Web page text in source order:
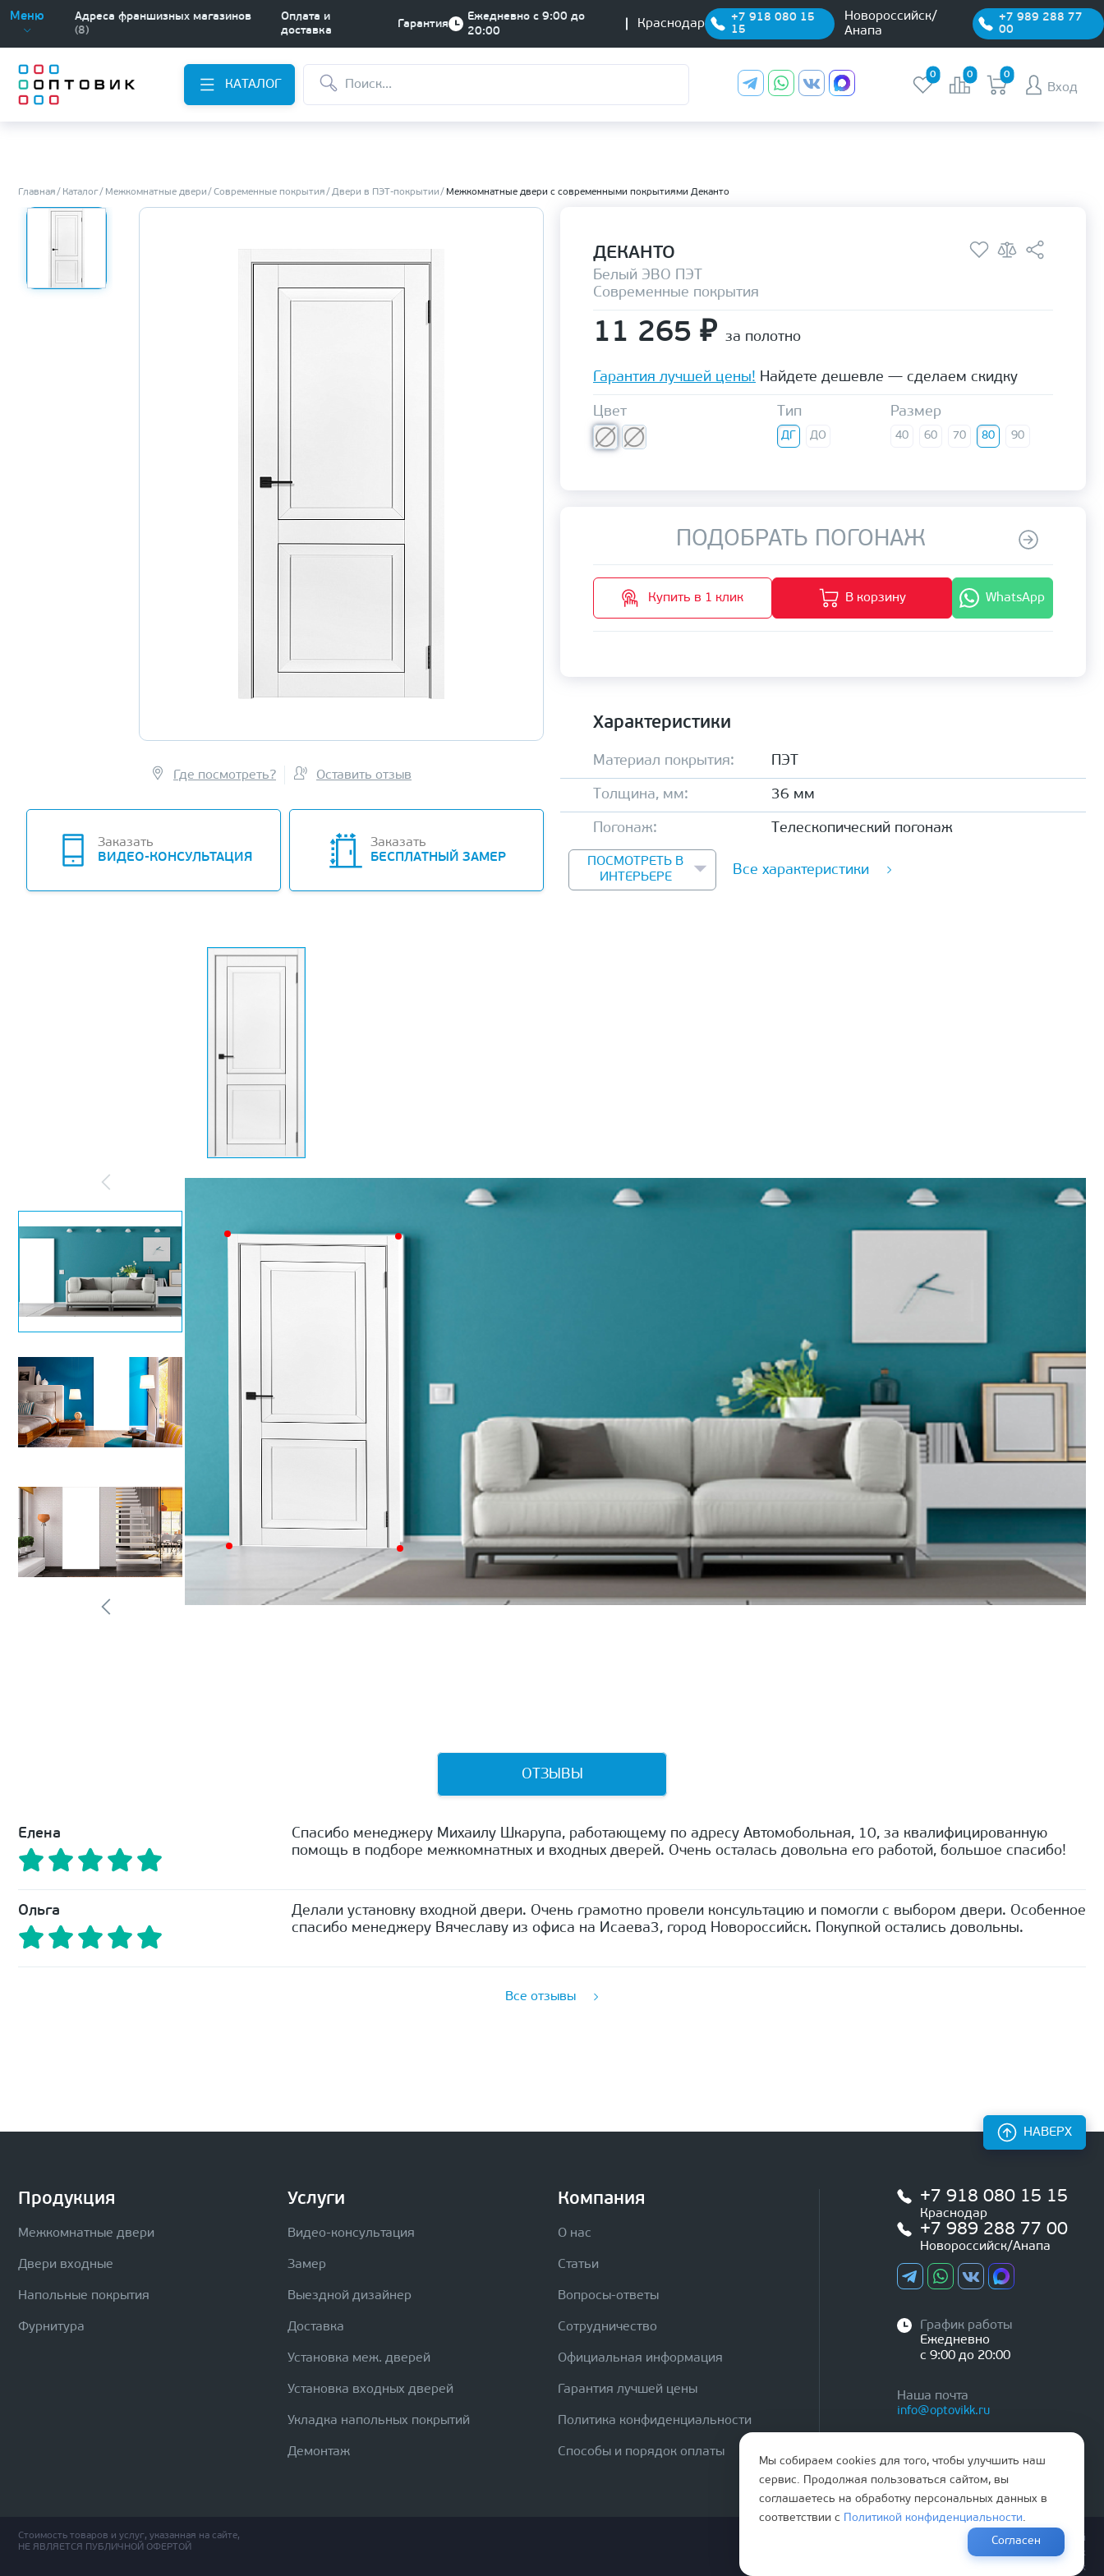
Меню
Адреса франшизных магазинов
(8)
Оплата и
доставка
Гарантия
Ежедневно с 9:00 до
20:00
Краснодар
+7 918 080 15
15
Новороссийск/
Анапа
+7 989 288 77
00
КАТАЛОГ
0 0 0
Вход
Главная Каталог Межкомнатные двери Современные покрытия Двери в ПЭТ-покрытии Межкомнатные двери с современными покрытиями Деканто
Где посмотреть? Оставить отзыв
Заказать
ВИДЕО-КОНСУЛЬТАЦИЯ
Заказать
БЕСПЛАТНЫЙ ЗАМЕР
ДЕКАНТО
Белый ЭВО ПЭТ
Современные покрытия
11 265 ₽ за полотно
Гарантия лучшей цены! Найдете дешевле — сделаем скидку
Цвет Тип
ДГ ДО
Размер
40 60 70 80 90
ПОДОБРАТЬ ПОГОНАЖ
Купить в 1 клик В корзину WhatsApp
Характеристики
Материал покрытия: ПЭТ
Толщина, мм: 36 мм
Погонаж: Телескопический погонаж
ПОСМОТРЕТЬ В
ИНТЕРЬЕРЕ
Все характеристики
ОТЗЫВЫ
Елена
Спасибо менеджеру Михаилу Шкарупа, работающему по адресу Автомобольная, 10, за квалифицированную
помощь в подборе межкомнатных и входных дверей. Очень осталась довольна его работой, большое спасибо!
Ольга
Делали установку входной двери. Очень грамотно провели консультацию и помогли с выбором двери. Особенное
спасибо менеджеру Вячеславу из офиса на Исаева3, город Новороссийск. Покупкой остались довольны.
Все отзывы
Продукция
Межкомнатные двери
Двери входные
Напольные покрытия
Фурнитура
Услуги
Видео-консультация
Замер
Выездной дизайнер
Доставка
Установка меж. дверей
Установка входных дверей
Укладка напольных покрытий
Демонтаж
Компания
О нас
Статьи
Вопросы-ответы
Сотрудничество
Официальная информация
Гарантия лучшей цены
Политика конфиденциальности
Способы и порядок оплаты
+7 918 080 15 15
Краснодар
+7 989 288 77 00
Новороссийск/Анапа
График работы
Ежедневно
с 9:00 до 20:00
Наша почта
info@optovikk.ru
НАВЕРХ
Стоимость товаров и услуг, указанная на сайте,
НЕ ЯВЛЯЕТСЯ ПУБЛИЧНОЙ ОФЕРТОЙ
Правила эксплутации входных и межкомнатных дверей
Политика обработки персональных данных
Согласие на обработку персональных данных
Мы собираем cookies для того, чтобы улучшить наш
сервис. Продолжая пользоваться сайтом, вы
соглашаетесь на обработку персональных данных в
соответствии с
Политикой конфиденциальности.
Согласен